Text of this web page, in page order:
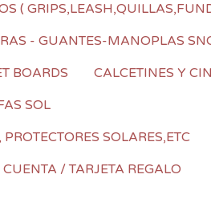
(
- GUANTES-MANOPLAS
BOARDS
CALCETINES Y
SOL
SOLARES,ETC
/ TARJETA REGALO